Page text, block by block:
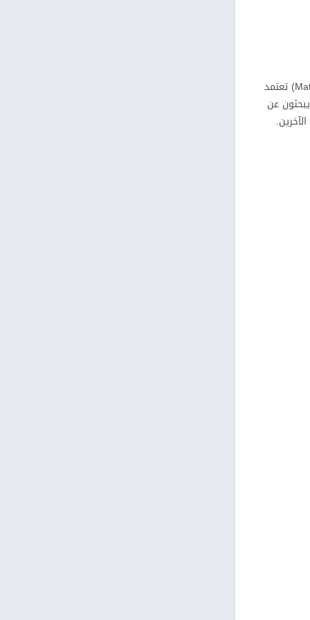
Gaze هو تطبيق دردشة فيديو عشوائية يسمح لك بمحادثة أشخاص عشوائيين مباشرة، مع خيار التبديل لشخص آخر بسرعة. المطابقة العشوائية (Match) تعتمد
عن